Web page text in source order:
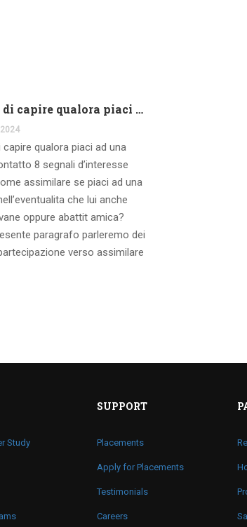
Che tipo di capire qualora piaci ad una ragazza contatto 8 segnali d’interesse inconsci
capire qualora piaci ad una
8 segnali d’interesse
assimilare se piaci ad una
che lui anche
oppure abattit amica?
paragrafo parleremo dei
verso assimilare
Study
SUPPORT
Placements
Apply for Placements
Testimonials
Careers